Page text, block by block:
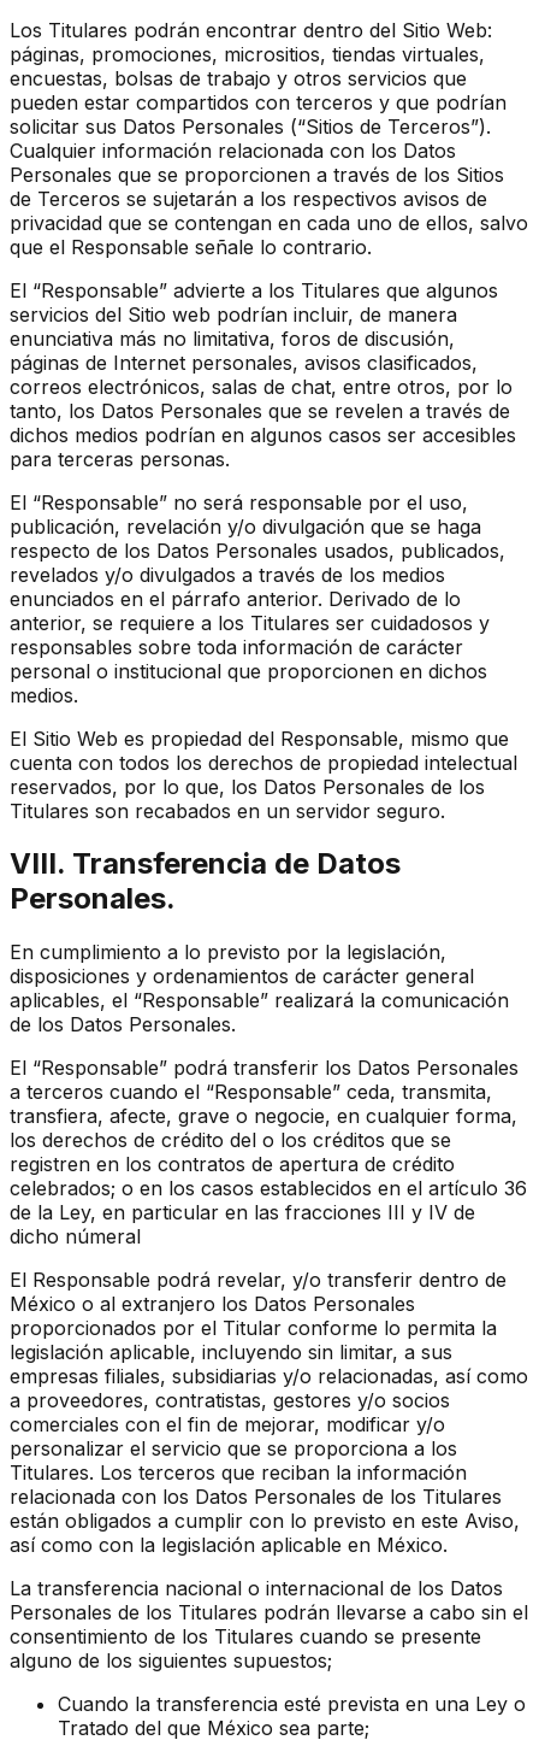
Los Titulares podrán encontrar dentro del Sitio Web:
páginas, promociones, micrositios, tiendas virtuales,
encuestas, bolsas de trabajo y otros servicios que
pueden estar compartidos con terceros y que podrían
solicitar sus Datos Personales (“Sitios de Terceros”).
Cualquier información relacionada con los Datos
Personales que se proporcionen a través de los Sitios
de Terceros se sujetarán a los respectivos avisos de
privacidad que se contengan en cada uno de ellos, salvo
que el Responsable señale lo contrario.
El “Responsable” advierte a los Titulares que algunos
servicios del Sitio web podrían incluir, de manera
enunciativa más no limitativa, foros de discusión,
páginas de Internet personales, avisos clasificados,
correos electrónicos, salas de chat, entre otros, por lo
tanto, los Datos Personales que se revelen a través de
dichos medios podrían en algunos casos ser accesibles
para terceras personas.
El “Responsable” no será responsable por el uso,
publicación, revelación y/o divulgación que se haga
respecto de los Datos Personales usados, publicados,
revelados y/o divulgados a través de los medios
enunciados en el párrafo anterior. Derivado de lo
anterior, se requiere a los Titulares ser cuidadosos y
responsables sobre toda información de carácter
personal o institucional que proporcionen en dichos
medios.
El Sitio Web es propiedad del Responsable, mismo que
cuenta con todos los derechos de propiedad intelectual
reservados, por lo que, los Datos Personales de los
Titulares son recabados en un servidor seguro.
VIII. Transferencia de Datos
Personales.
En cumplimiento a lo previsto por la legislación,
disposiciones y ordenamientos de carácter general
aplicables, el “Responsable” realizará la comunicación
de los Datos Personales.
El “Responsable” podrá transferir los Datos Personales
a terceros cuando el “Responsable” ceda, transmita,
transfiera, afecte, grave o negocie, en cualquier forma,
los derechos de crédito del o los créditos que se
registren en los contratos de apertura de crédito
celebrados; o en los casos establecidos en el artículo 36
de la Ley, en particular en las fracciones III y IV de
dicho númeral
El Responsable podrá revelar, y/o transferir dentro de
México o al extranjero los Datos Personales
proporcionados por el Titular conforme lo permita la
legislación aplicable, incluyendo sin limitar, a sus
empresas filiales, subsidiarias y/o relacionadas, así como
a proveedores, contratistas, gestores y/o socios
comerciales con el fin de mejorar, modificar y/o
personalizar el servicio que se proporciona a los
Titulares. Los terceros que reciban la información
relacionada con los Datos Personales de los Titulares
están obligados a cumplir con lo previsto en este Aviso,
así como con la legislación aplicable en México.
La transferencia nacional o internacional de los Datos
Personales de los Titulares podrán llevarse a cabo sin el
consentimiento de los Titulares cuando se presente
alguno de los siguientes supuestos;
Cuando la transferencia esté prevista en una Ley o
Tratado del que México sea parte;